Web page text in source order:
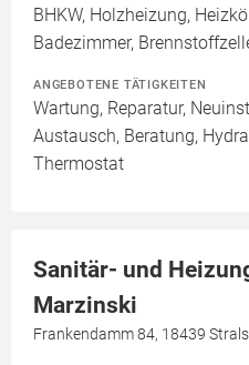
BHKW, Holzheizung,
Badezimmer,
ANGEBOTENE TÄTIGKEITEN
Wartung, Reparatur,
Austausch, Beratung,
Thermostat
Sanitär- und
Marzinski
Frankendamm 84, 18439